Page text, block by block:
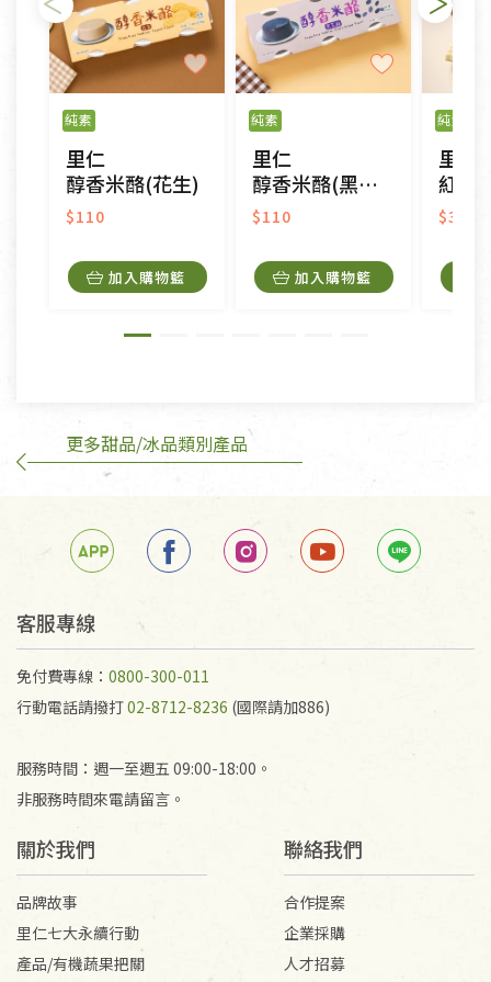
不適用七天鑑賞期商品：
以數位或電磁紀錄形式儲存之商品、易於變質或損壞
之商品、以及性質上無法或不適合退換之商品：如
CD、VCD、DVD、電腦軟體，若產品瑕疵無法讀取僅
接受原片換新。
衣飾鞋類-如T恤，如於送達後水洗或污損者。
美容保養用品、內衣褲、襪子、口罩等私人消耗性產
內衣褲、襪子、口罩個人衛生用品除商品本身有瑕疵
外,依據《通訊交易解除權合理例外情事適用準
訂購手抄稿退貨需知：
手抄稿進行退貨時，請務必保持原包裝方式及使用原
若未保持原包裝方式或未使用原箱退回，導致書籍有
任何折損、磨損、污損或凹角，將不接受退貨，也不
不接受退貨之手抄稿，為敬重法寶故，里仁網購無法
代為結緣處理等。 若需將手抄稿寄還給消費者，因而
產生的運費100元/箱將由消費者負擔。
純素
里仁
醇香米酪(花生)
$110
加入購物籃
純素
里仁
醇香米酪(黑芝麻)
$110
加入購物籃
純素
里仁
紅豆
$34
更多甜品/冰品類別產品
客服專線
免付費專線： 0800-300-011
行動電話請撥打02-8712-8236 (國際請加886)
服務時間：週一至週五 09:00-18:00。
非服務時間來電請留言。
關於我們
品牌故事
里仁七大永續行動
產品/有機蔬果把關
聯絡我們
合作提案
企業採購
人才招募